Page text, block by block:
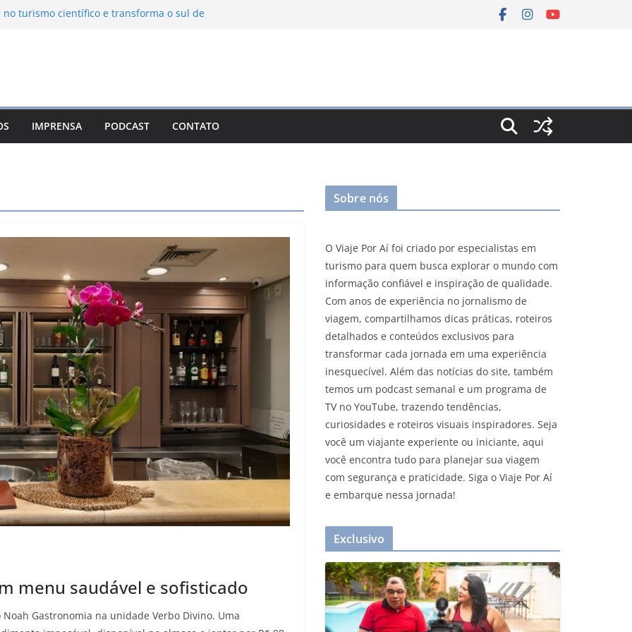
turismo científico e transforma o sul de
Campos do Jordão
León: o Pueblo Mágico com ruas
e turismo à beira da represa
IMPRENSA PODCAST CONTATO
menu saudável e sofisticado
Gastronomia na unidade Verbo Divino. Uma
Sobre nós
O Viaje Por Aí foi criado por especialistas em
turismo para quem busca explorar o mundo com
informação confiável e inspiração de qualidade.
Com anos de experiência no jornalismo de
viagem, compartilhamos dicas práticas, roteiros
detalhados e conteúdos exclusivos para
transformar cada jornada em uma experiência
inesquecível. Além das notícias do site, também
temos um podcast semanal e um programa de
TV no YouTube, trazendo tendências,
curiosidades e roteiros visuais inspiradores. Seja
você um viajante experiente ou iniciante, aqui
você encontra tudo para planejar sua viagem
com segurança e praticidade. Siga o Viaje Por Aí
e embarque nessa jornada!
Exclusivo